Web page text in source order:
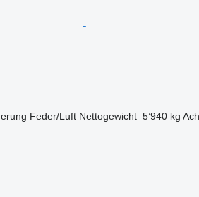
Feder/Luft Nettogewicht 5’940 kg